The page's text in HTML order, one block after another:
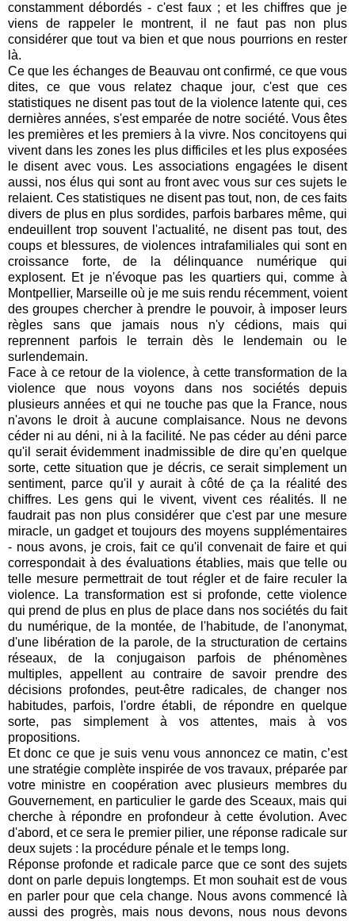
constamment débordés - c'est faux ; et les chiffres que je
viens de rappeler le montrent, il ne faut pas non plus
considérer que tout va bien et que nous pourrions en rester
là.
Ce que les échanges de Beauvau ont confirmé, ce que vous
dites, ce que vous relatez chaque jour, c'est que ces
statistiques ne disent pas tout de la violence latente qui, ces
dernières années, s'est emparée de notre société. Vous êtes
les premières et les premiers à la vivre. Nos concitoyens qui
vivent dans les zones les plus difficiles et les plus exposées
le disent avec vous. Les associations engagées le disent
aussi, nos élus qui sont au front avec vous sur ces sujets le
relaient. Ces statistiques ne disent pas tout, non, de ces faits
divers de plus en plus sordides, parfois barbares même, qui
endeuillent trop souvent l'actualité, ne disent pas tout, des
coups et blessures, de violences intrafamiliales qui sont en
croissance forte, de la délinquance numérique qui
explosent. Et je n'évoque pas les quartiers qui, comme à
Montpellier, Marseille où je me suis rendu récemment, voient
des groupes chercher à prendre le pouvoir, à imposer leurs
règles sans que jamais nous n'y cédions, mais qui
reprennent parfois le terrain dès le lendemain ou le
surlendemain.
Face à ce retour de la violence, à cette transformation de la
violence que nous voyons dans nos sociétés depuis
plusieurs années et qui ne touche pas que la France, nous
n'avons le droit à aucune complaisance. Nous ne devons
céder ni au déni, ni à la facilité. Ne pas céder au déni parce
qu'il serait évidemment inadmissible de dire qu’en quelque
sorte, cette situation que je décris, ce serait simplement un
sentiment, parce qu'il y aurait à côté de ça la réalité des
chiffres. Les gens qui le vivent, vivent ces réalités. Il ne
faudrait pas non plus considérer que c'est par une mesure
miracle, un gadget et toujours des moyens supplémentaires
- nous avons, je crois, fait ce qu'il convenait de faire et qui
correspondait à des évaluations établies, mais que telle ou
telle mesure permettrait de tout régler et de faire reculer la
violence. La transformation est si profonde, cette violence
qui prend de plus en plus de place dans nos sociétés du fait
du numérique, de la montée, de l'habitude, de l'anonymat,
d'une libération de la parole, de la structuration de certains
réseaux, de la conjugaison parfois de phénomènes
multiples, appellent au contraire de savoir prendre des
décisions profondes, peut-être radicales, de changer nos
habitudes, parfois, l'ordre établi, de répondre en quelque
sorte, pas simplement à vos attentes, mais à vos
propositions.
Et donc ce que je suis venu vous annoncez ce matin, c’est
une stratégie complète inspirée de vos travaux, préparée par
votre ministre en coopération avec plusieurs membres du
Gouvernement, en particulier le garde des Sceaux, mais qui
cherche à répondre en profondeur à cette évolution. Avec
d'abord, et ce sera le premier pilier, une réponse radicale sur
deux sujets : la procédure pénale et le temps long.
Réponse profonde et radicale parce que ce sont des sujets
dont on parle depuis longtemps. Et mon souhait est de vous
en parler pour que cela change. Nous avons commencé là
aussi des progrès, mais nous devons, nous nous devons